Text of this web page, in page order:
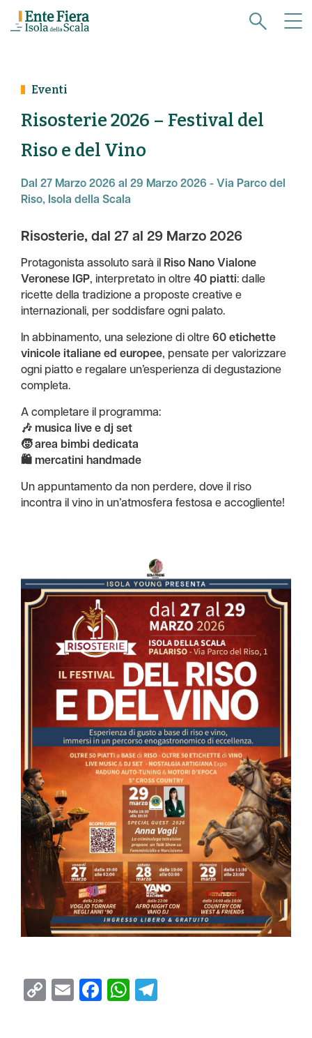
Eventi
Risosterie 2026 – Festival del
Riso e del Vino
Dal 27 Marzo 2026 al 29 Marzo 2026 - Via Parco del
Riso, Isola della Scala
Risosterie, dal 27 al 29 Marzo 2026
Protagonista assoluto sarà il Riso Nano Vialone
Veronese IGP, interpretato in oltre 40 piatti: dalle
ricette della tradizione a proposte creative e
internazionali, per soddisfare ogni palato.
In abbinamento, una selezione di oltre 60 etichette
vinicole italiane ed europee, pensate per valorizzare
ogni piatto e regalare un’esperienza di degustazione
completa.
A completare il programma:
🎶 musica live e dj set
🧒area bimbi dedicata
🛍️ mercatini handmade
Un appuntamento da non perdere, dove il riso
incontra il vino in un’atmosfera festosa e accogliente!
CopyEmailFacebook
WhatsApp